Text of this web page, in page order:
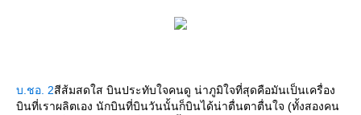
บ.ชอ. 2สีส้มสดใส บินประทับใจคนดู น่าภูมิใจที่สุดคือมันเป็นเครื่อง
บินที่เราผลิตเอง นักบินที่บินวันนั้นก็บินได้น่าตื่นตาตื่นใจ (ทั้งสองคน